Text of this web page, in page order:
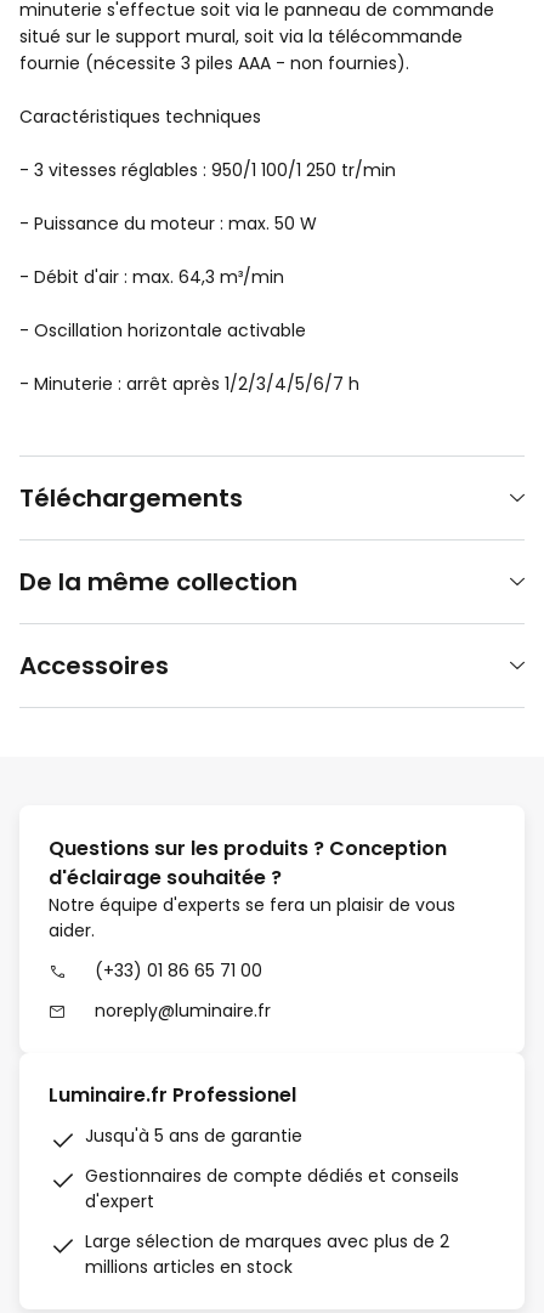
minuterie s'effectue soit via le panneau de commande
situé sur le support mural, soit via la télécommande
fournie (nécessite 3 piles AAA - non fournies).
Caractéristiques techniques
- 3 vitesses réglables : 950/1 100/1 250 tr/min
- Puissance du moteur : max. 50 W
- Débit d'air : max. 64,3 m³/min
- Oscillation horizontale activable
- Minuterie : arrêt après 1/2/3/4/5/6/7 h
Téléchargements
De la même collection
Accessoires
Questions sur les produits ? Conception
d'éclairage souhaitée ?
Notre équipe d'experts se fera un plaisir de vous
aider.
(+33) 01 86 65 71 00
noreply@luminaire.fr
Luminaire.fr Professionel
Jusqu'à 5 ans de garantie
Gestionnaires de compte dédiés et conseils
d'expert
Large sélection de marques avec plus de 2
millions articles en stock